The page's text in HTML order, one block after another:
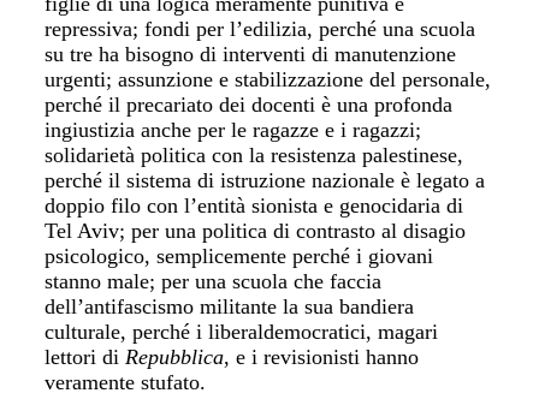
repressiva; fondi per l’edilizia, perché una scuola
su tre ha bisogno di interventi di manutenzione
urgenti; assunzione e stabilizzazione del personale,
perché il precariato dei docenti è una profonda
ingiustizia anche per le ragazze e i ragazzi;
solidarietà politica con la resistenza palestinese,
perché il sistema di istruzione nazionale è legato a
doppio filo con l’entità sionista e genocidaria di
Tel Aviv; per una politica di contrasto al disagio
psicologico, semplicemente perché i giovani
stanno male; per una scuola che faccia
dell’antifascismo militante la sua bandiera
culturale, perché i liberaldemocratici, magari
lettori diRepubblica, e i revisionisti hanno
veramente stufato.